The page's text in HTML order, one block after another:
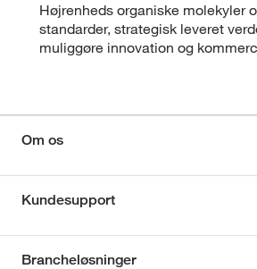
Højrenheds organiske molekyler
standarder, strategisk leveret
muliggøre innovation og
Om os
Kundesupport
Brancheløsninger